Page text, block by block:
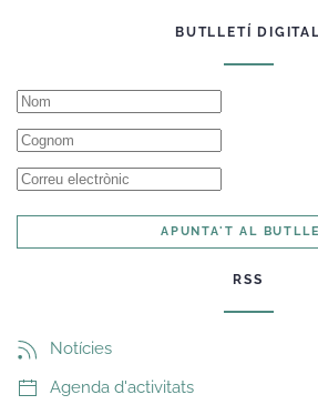
BUTLLETÍ DIGITAL
APUNTA'T AL
RSS
Notícies
Agenda d'activitats